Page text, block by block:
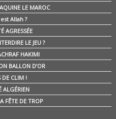
LE MAROC
Allah ?
AGRESSÉE
LE JEU ?
HAKIMI
BALLON D’OR
DE CLIM !
ALGÉRIEN
FÊTE DE TROP